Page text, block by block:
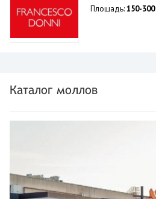
Площадь:150-
Каталог моллов